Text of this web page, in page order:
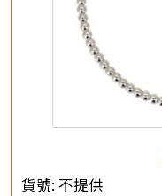
*
貨號: 不提供